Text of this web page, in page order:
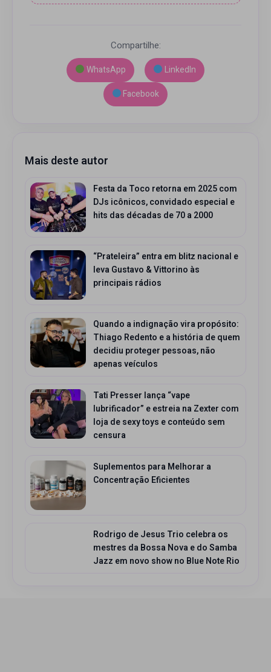
Compartilhe:
WhatsApp
LinkedIn
Facebook
Mais deste autor
Festa da Toco retorna em 2025 com
DJs icônicos, convidado especial e
hits das décadas de 70 a 2000
“Prateleira” entra em blitz nacional e
leva Gustavo & Vittorino às
principais rádios
Quando a indignação vira propósito:
Thiago Redento e a história de quem
decidiu proteger pessoas, não
apenas veículos
Tati Presser lança “vape
lubrificador” e estreia na Zexter com
loja de sexy toys e conteúdo sem
censura
Suplementos para Melhorar a
Concentração Eficientes
Rodrigo de Jesus Trio celebra os
mestres da Bossa Nova e do Samba
Jazz em novo show no Blue Note Rio